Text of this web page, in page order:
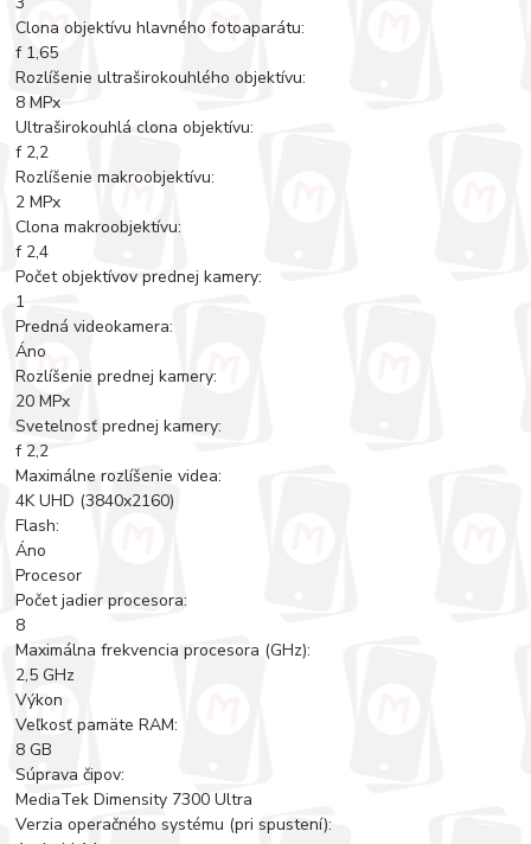
Clona objektívu hlavného fotoaparátu:
f 1,65
Rozlíšenie ultraširokouhlého objektívu:
8 MPx
Ultraširokouhlá clona objektívu:
f 2,2
Rozlíšenie makroobjektívu:
2 MPx
Clona makroobjektívu:
f 2,4
Počet objektívov prednej kamery:
1
Predná videokamera:
Áno
Rozlíšenie prednej kamery:
20 MPx
Svetelnosť prednej kamery:
f 2,2
Maximálne rozlíšenie videa:
4K UHD (3840x2160)
Flash:
Áno
Procesor
Počet jadier procesora:
8
Maximálna frekvencia procesora (GHz):
2,5 GHz
Výkon
Veľkosť pamäte RAM:
8 GB
Súprava čipov:
MediaTek Dimensity 7300 Ultra
Verzia operačného systému (pri spustení):